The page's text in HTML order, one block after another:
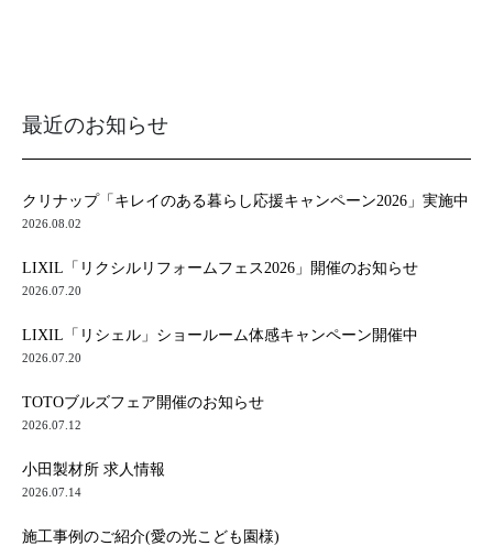
最近のお知らせ
クリナップ「キレイのある暮らし応援キャンペーン2026」実施中
2026.08.02
LIXIL「リクシルリフォームフェス2026」開催のお知らせ
2026.07.20
LIXIL「リシェル」ショールーム体感キャンペーン開催中
2026.07.20
TOTOブルズフェア開催のお知らせ
2026.07.12
小田製材所 求人情報
2026.07.14
施工事例のご紹介(愛の光こども園様)